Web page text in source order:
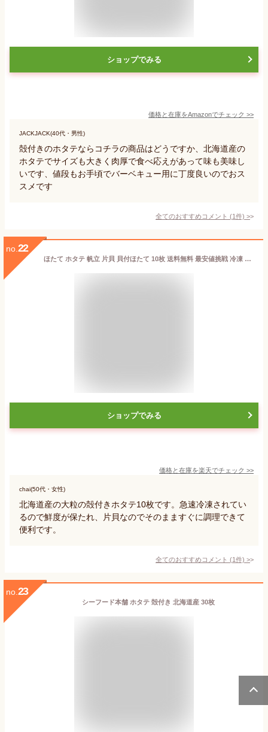
ショップでみる
価格と在庫をAmazonでチェック >>
JACKJACK(40代・男性)
殻付きのホタテならコチラの商品はどうですか、北海道産の
ホタテでサイズも大きく肉厚で食べ応えがあって味も美味し
いです、値段もお手頃でバーベキュー用に丁度良いのでおス
スメです
全てのおすすめコメント (1件) >
no. 22
ほたて ホタテ 帆立 片貝 貝付ほたて 10枚 送料無料 最安値挑戦 冷凍 北海 バーベキュー 殻付き バーベキュー 海鮮 BBQ バーベキューセット 送料無料 お試し ホタテ 殻付き 殻付きホタテ 殻付き帆立 ほたて セット 業務用 食品 おかず お弁当 内祝い 海鮮BBQ
ショップでみる
価格と在庫を楽天でチェック >>
chai(50代・女性)
北海道産の大粒の殻付きホタテ10枚です。急速冷凍されてい
るので鮮度が保たれ、片貝なのでそのまますぐに調理できて
便利です。
全てのおすすめコメント (1件) >
no. 23
シーフード本舗 ホタテ 殻付き 北海道産 30枚